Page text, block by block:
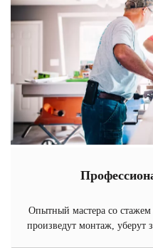
Опытный мастера со стажем
произведут монтаж, уберут